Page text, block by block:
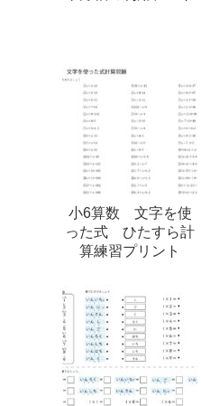
小6算数 文字を使
った式 ひたすら計
算練習プリント